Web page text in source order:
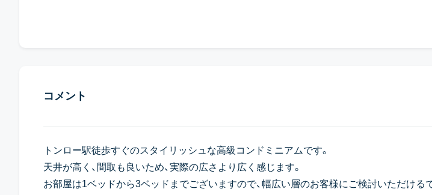
コメント
トンロー駅徒歩すぐのスタイリッシュな高級コンドミニアムです。
天井が高く、間取も良いため、実際の広さより広く感じます。
お部屋は1ベッドから3ベッドまでございますので、幅広い層のお客様にご検討いただける